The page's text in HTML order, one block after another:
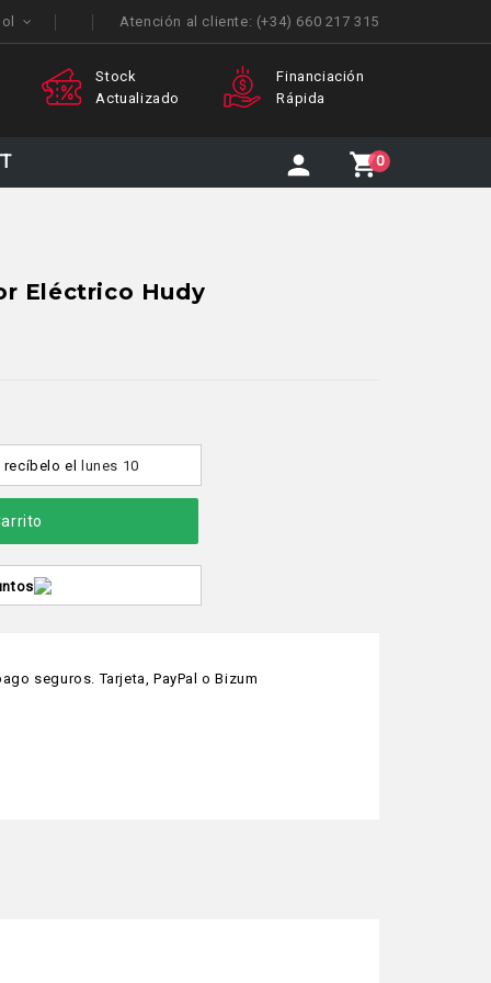
Atención al cliente: (+34) 660 217 315
Financiación
Rápida
Atención
Personalizada
0
Eléctrico Hudy
recíbeloel lunes 10
seguros. Tarjeta, PayPal o Bizum